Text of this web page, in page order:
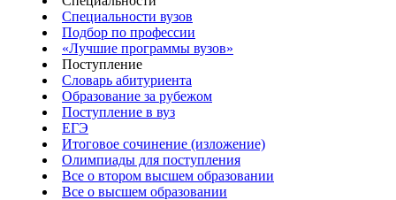
Специальности вузов
Подбор по профессии
«Лучшие программы вузов»
Поступление
Словарь абитуриента
Образование за рубежом
Поступление в вуз
ЕГЭ
Итоговое сочинение (изложение)
Олимпиады для поступления
Все о втором высшем образовании
Все о высшем образовании